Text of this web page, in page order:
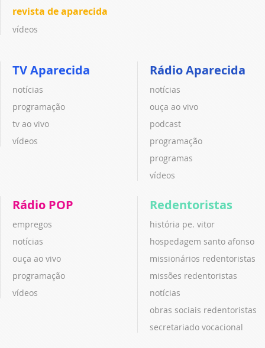
revista de aparecida
vídeos
TV Aparecida
notícias
programação
tv ao vivo
vídeos
Rádio Aparecida
notícias
ouça ao vivo
podcast
programação
programas
vídeos
Rádio POP
empregos
notícias
ouça ao vivo
programação
vídeos
Redentoristas
história pe. vitor
hospedagem santo afonso
missionários redentoristas
missões redentoristas
notícias
obras sociais redentoristas
secretariado vocacional